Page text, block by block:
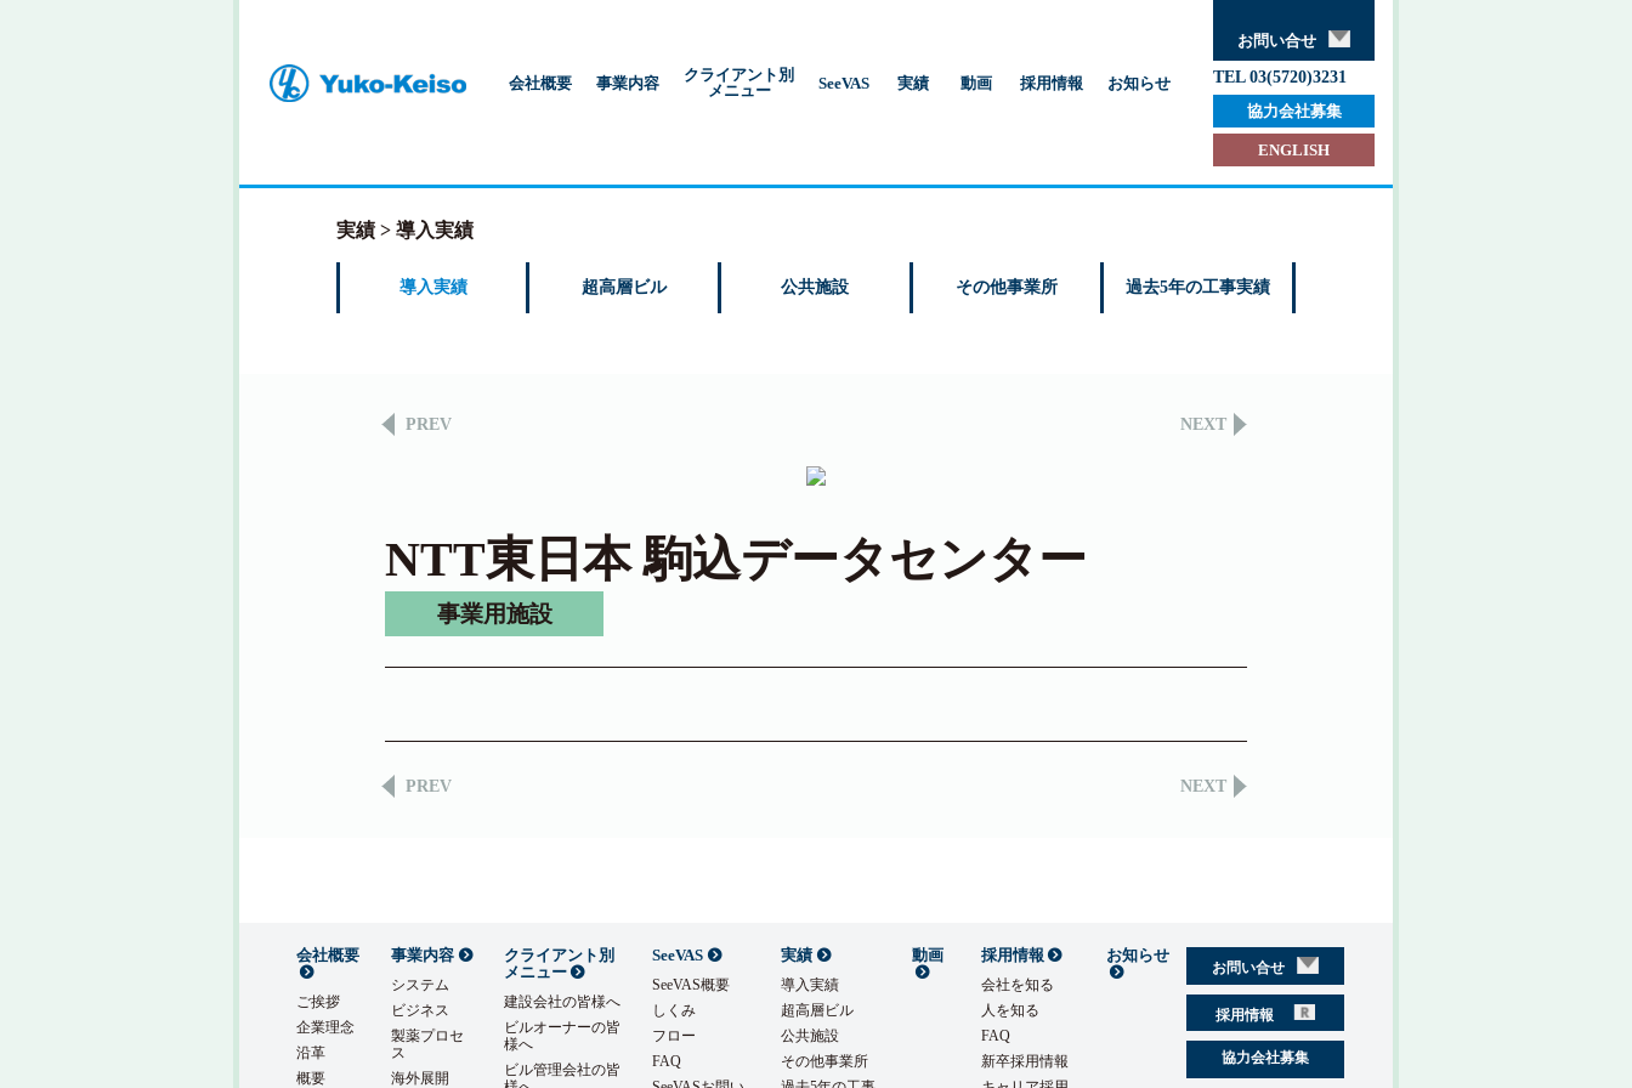
会社概要 事業内容
クライアント別
メニュー
SeeVAS 実績 動画 採用情報 お知らせ
お問い合せ
TEL 03(5720)3231
協力会社募集
ENGLISH
実績 導入実績
導入実績 超高層ビル 公共施設 その他事業所 過去5年の工事実績
PREV NEXT
NTT東日本 駒込データセンター
事業用施設
PREV NEXT
会社概要
ご挨拶
企業理念
沿革
概要
事業内容
システム
ビジネス
製薬プロセ
ス
海外展開
クライアント別
メニュー
建設会社の皆様へ
ビルオーナーの皆
様へ
ビル管理会社の皆
SeeVAS
SeeVAS概要
しくみ
フロー
FAQ
実績
導入実績
超高層ビル
公共施設
その他事業所
動画 採用情報
会社を知る
人を知る
FAQ
新卒採用情報
お知らせ
お問い合せ
採用情報
協力会社募集